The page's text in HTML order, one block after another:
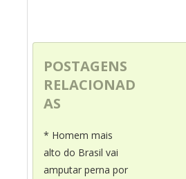
POSTAGENS
RELACIONAD
AS
* Homem mais
alto do Brasil vai
amputar perna por